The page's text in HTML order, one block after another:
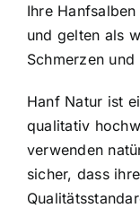
Ihre
und gelten als
Schmerzen und
Hanf Natur ist
qualitativ
verwenden
sicher, dass